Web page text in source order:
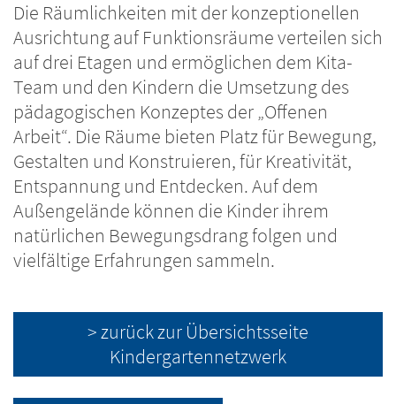
Die Räumlichkeiten mit der konzeptionellen
Ausrichtung auf Funktionsräume verteilen sich
auf drei Etagen und ermöglichen dem Kita-
Team und den Kindern die Umsetzung des
pädagogischen Konzeptes der „Offenen
Arbeit“. Die Räume bieten Platz für Bewegung,
Gestalten und Konstruieren, für Kreativität,
Entspannung und Entdecken. Auf dem
Außengelände können die Kinder ihrem
natürlichen Bewegungsdrang folgen und
vielfältige Erfahrungen sammeln.
> zurück zur Übersichtsseite
Kindergartennetzwerk